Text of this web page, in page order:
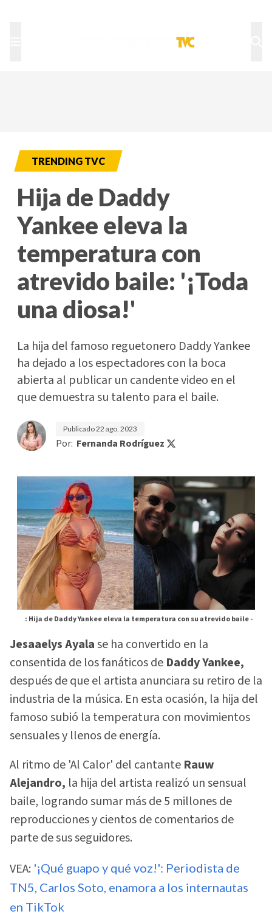
TRENDING TVC
Hija de Daddy
Yankee eleva la
temperatura con
atrevido baile: '¡Toda
una diosa!'
La hija del famoso reguetonero Daddy Yankee
ha dejado a los espectadores con la boca
abierta al publicar un candente video en el
que demuestra su talento para el baile.
Publicado22 ago. 2023
Por: Fernanda Rodríguez
: Hija de Daddy Yankee eleva la temperatura con su atrevido baile -
Jesaaelys Ayalase ha convertido en la
consentida de los fanáticos de Daddy Yankee,
después de que el artista anunciara su retiro de la
industria de la música. En esta ocasión, la hija del
famoso subió la temperatura con movimientos
sensuales y llenos de energía.
Al ritmo de 'Al Calor' del cantante Rauw
Alejandro, la hija del artista realizó un sensual
baile, logrando sumar más de 5 millones de
reproducciones y cientos de comentarios de
parte de sus seguidores.
VEA: '¡Qué guapo y qué voz!': Periodista de
TN5, Carlos Soto, enamora a los internautas
en TikTok